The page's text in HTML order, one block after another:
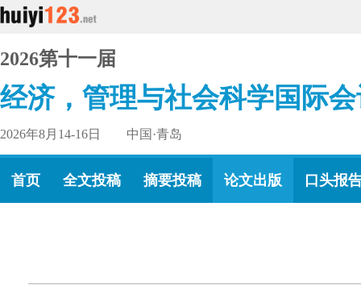
2026第十一届
经济，管理与社会科学国际
2026年8月14-16日 中国·青岛
首页 全文投稿 摘要投稿 论文出版 口头报